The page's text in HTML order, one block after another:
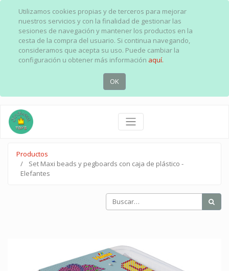
Utilizamos cookies propias y de terceros para mejorar
nuestros servicios y con la finalidad de gestionar las
sesiones de navegación y mantener los productos en la
cesta de la compra del usuario. Si continua navegando,
consideramos que acepta su uso. Puede cambiar la
configuración u obtener más información aquí.
OK
Productos
Set Maxi beads y pegboards con caja de plástico -
Elefantes